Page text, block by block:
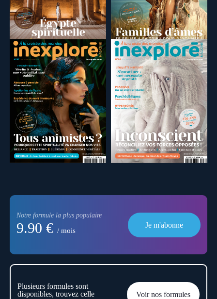
Notre formule la plus populaire
9.90 € / mois
Je m'abonne
Plusieurs formules sont
disponibles, trouvez celle
Voir nos formules